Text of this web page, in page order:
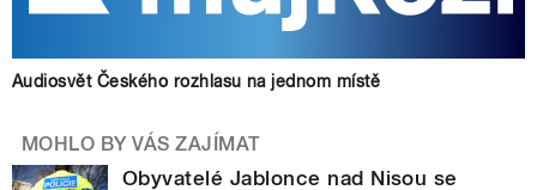
Audiosvět Českého rozhlasu na jednom místě
MOHLO BY VÁS ZAJÍMAT
Obyvatelé Jablonce nad Nisou se